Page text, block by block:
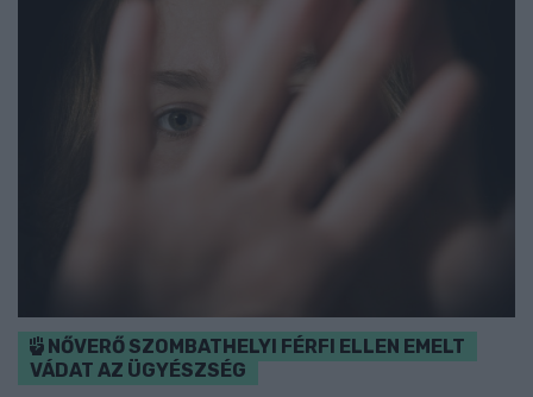
NŐVERŐ SZOMBATHELYI FÉRFI ELLEN EMELT
VÁDAT AZ ÜGYÉSZSÉG